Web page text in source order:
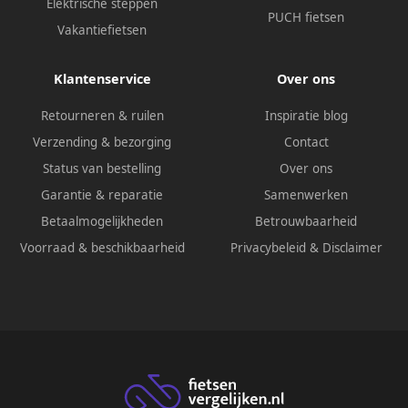
Elektrische steppen
Vakantiefietsen
PUCH fietsen
Klantenservice
Retourneren & ruilen
Verzending & bezorging
Status van bestelling
Garantie & reparatie
Betaalmogelijkheden
Voorraad & beschikbaarheid
Over ons
Inspiratie blog
Contact
Over ons
Samenwerken
Betrouwbaarheid
Privacybeleid & Disclaimer